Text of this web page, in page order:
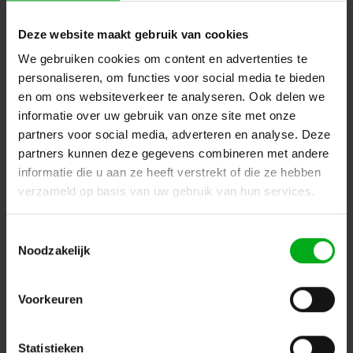
Deze website maakt gebruik van cookies
We gebruiken cookies om content en advertenties te
personaliseren, om functies voor social media te bieden
en om ons websiteverkeer te analyseren. Ook delen we
informatie over uw gebruik van onze site met onze
partners voor social media, adverteren en analyse. Deze
partners kunnen deze gegevens combineren met andere
informatie die u aan ze heeft verstrekt of die ze hebben
verzameld op basis van uw gebruik van hun services.
Noodzakelijk
Voorkeuren
Statistieken